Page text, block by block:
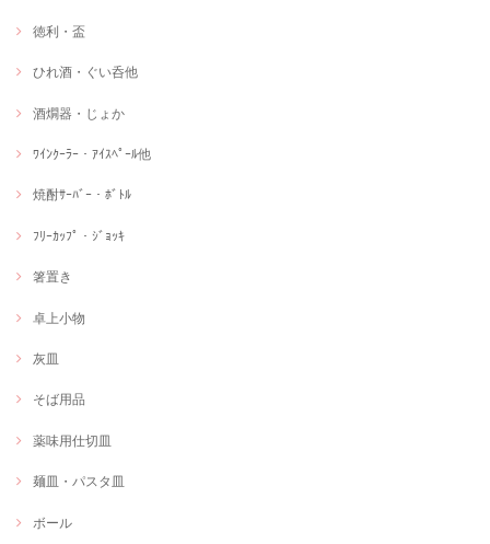
徳利・盃
ひれ酒・ぐい呑他
酒燗器・じょか
ﾜｲﾝｸｰﾗｰ・ｱｲｽﾍﾟｰﾙ他
焼酎ｻｰﾊﾞｰ・ﾎﾞﾄﾙ
ﾌﾘｰｶｯﾌﾟ・ｼﾞｮｯｷ
箸置き
卓上小物
灰皿
そば用品
薬味用仕切皿
麺皿・パスタ皿
ボール